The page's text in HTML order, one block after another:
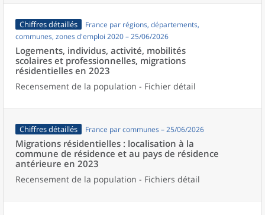
Chiffres détaillés
France par régions, départements,
communes, zones d'emploi 2020 – 25/06/2026
Logements, individus, activité, mobilités
scolaires et professionnelles, migrations
résidentielles en 2023
Recensement de la population - Fichier détail
Chiffres détaillés France par communes – 25/06/2026
Migrations résidentielles : localisation à la
commune de résidence et au pays de résidence
antérieure en 2023
Recensement de la population - Fichiers détail